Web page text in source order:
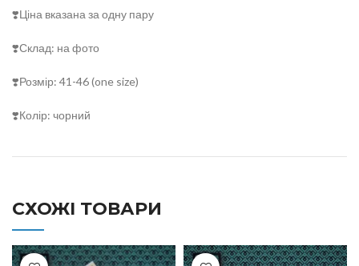
❣️Ціна вказана за одну пару
❣️Склад: на фото
❣️Розмір: 41-46 (one size)
❣️Колір: чорний
СХОЖІ ТОВАРИ